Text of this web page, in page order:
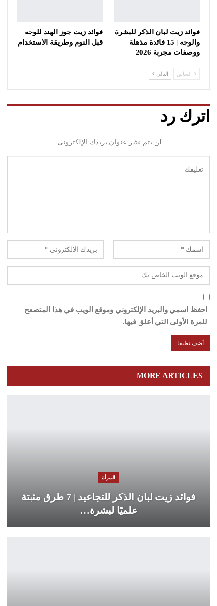
فوائد زيت لبان الذكر للبشرة
والوجه | 15 فائدة مذهلة
ووصفات مجربة 2026
فوائد زيت جوز الهند للوجه
قبل النوم وطريقة الاستخدام
السابق التالي
اترك رد
لن يتم نشر عنوان بريدك الإلكتروني.
احفظ اسمي والبريد الإلكتروني وموقع الويب في هذا المتصفح
للمرة الأولى التي أعلق فيها.
MORE ARTICLES
المرأة
فوائد زيت لبان الذكر للتجاعيد | 7 طرق مثبتة
علميًا لبشرة…